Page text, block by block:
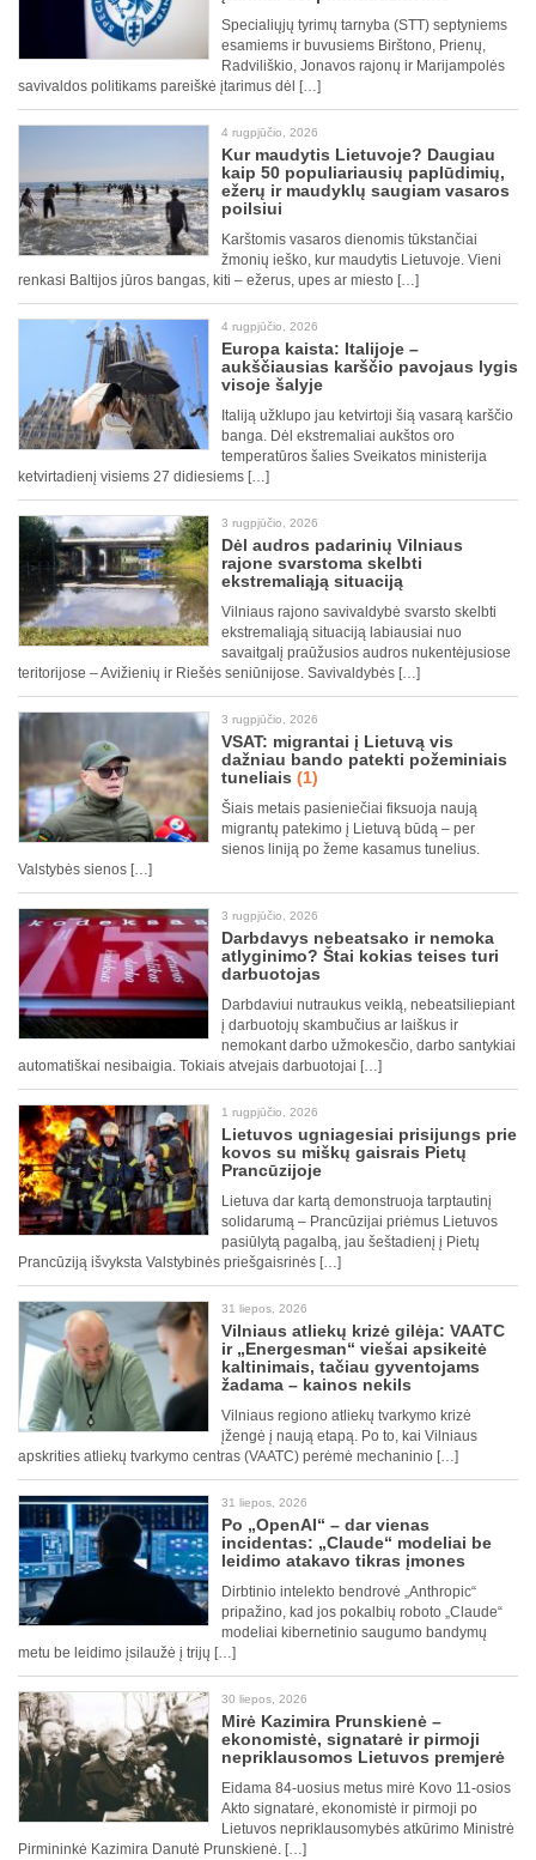
Specialiųjų tyrimų tarnyba (STT) septyniems
esamiems ir buvusiems Birštono, Prienų,
Radviliškio, Jonavos rajonų ir Marijampolės
savivaldos politikams pareiškė įtarimus dėl […]
4 rugpjūčio, 2026
Kur maudytis Lietuvoje? Daugiau
kaip 50 populiariausių paplūdimių,
ežerų ir maudyklų saugiam vasaros
poilsiui
Karštomis vasaros dienomis tūkstančiai
žmonių ieško, kur maudytis Lietuvoje. Vieni
renkasi Baltijos jūros bangas, kiti – ežerus, upes ar miesto […]
4 rugpjūčio, 2026
Europa kaista: Italijoje –
aukščiausias karščio pavojaus lygis
visoje šalyje
Italiją užklupo jau ketvirtoji šią vasarą karščio
banga. Dėl ekstremaliai aukštos oro
temperatūros šalies Sveikatos ministerija
ketvirtadienį visiems 27 didiesiems […]
3 rugpjūčio, 2026
Dėl audros padarinių Vilniaus
rajone svarstoma skelbti
ekstremaliąją situaciją
Vilniaus rajono savivaldybė svarsto skelbti
ekstremaliąją situaciją labiausiai nuo
savaitgalį praūžusios audros nukentėjusiose
teritorijose – Avižienių ir Riešės seniūnijose. Savivaldybės […]
3 rugpjūčio, 2026
VSAT: migrantai į Lietuvą vis
dažniau bando patekti požeminiais
tuneliais (1)
Šiais metais pasieniečiai fiksuoja naują
migrantų patekimo į Lietuvą būdą – per
sienos liniją po žeme kasamus tunelius.
Valstybės sienos […]
3 rugpjūčio, 2026
Darbdavys nebeatsako ir nemoka
atlyginimo? Štai kokias teises turi
darbuotojas
Darbdaviui nutraukus veiklą, nebeatsiliepiant
į darbuotojų skambučius ar laiškus ir
nemokant darbo užmokesčio, darbo santykiai
automatiškai nesibaigia. Tokiais atvejais darbuotojai […]
1 rugpjūčio, 2026
Lietuvos ugniagesiai prisijungs prie
kovos su miškų gaisrais Pietų
Prancūzijoje
Lietuva dar kartą demonstruoja tarptautinį
solidarumą – Prancūzijai priėmus Lietuvos
pasiūlytą pagalbą, jau šeštadienį į Pietų
Prancūziją išvyksta Valstybinės priešgaisrinės […]
31 liepos, 2026
Vilniaus atliekų krizė gilėja: VAATC
ir „Energesman“ viešai apsikeitė
kaltinimais, tačiau gyventojams
žadama – kainos nekils
Vilniaus regiono atliekų tvarkymo krizė
įžengė į naują etapą. Po to, kai Vilniaus
apskrities atliekų tvarkymo centras (VAATC) perėmė mechaninio […]
31 liepos, 2026
Po „OpenAI“ – dar vienas
incidentas: „Claude“ modeliai be
leidimo atakavo tikras įmones
Dirbtinio intelekto bendrovė „Anthropic“
pripažino, kad jos pokalbių roboto „Claude“
modeliai kibernetinio saugumo bandymų
metu be leidimo įsilaužė į trijų […]
30 liepos, 2026
Mirė Kazimira Prunskienė –
ekonomistė, signatarė ir pirmoji
nepriklausomos Lietuvos premjerė
Eidama 84-uosius metus mirė Kovo 11-osios
Akto signatarė, ekonomistė ir pirmoji po
Lietuvos nepriklausomybės atkūrimo Ministrė
Pirmininkė Kazimira Danutė Prunskienė. […]